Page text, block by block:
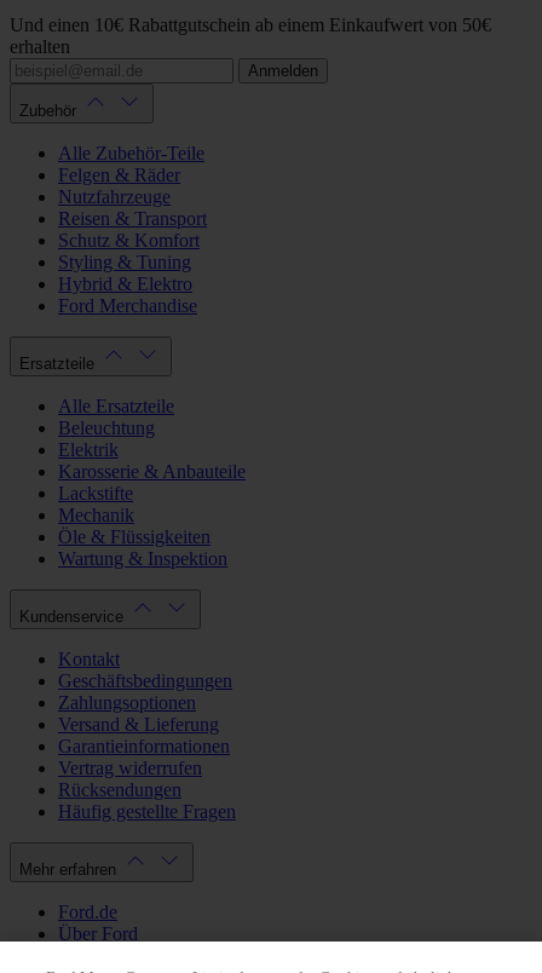
Und einen 10€ Rabattgutschein ab einem Einkaufwert von 50€
erhalten
Anmelden
Zubehör
Alle Zubehör-Teile
Felgen & Räder
Nutzfahrzeuge
Reisen & Transport
Schutz & Komfort
Styling & Tuning
Hybrid & Elektro
Ford Merchandise
Ersatzteile
Alle Ersatzteile
Beleuchtung
Elektrik
Karosserie & Anbauteile
Lackstifte
Mechanik
Öle & Flüssigkeiten
Wartung & Inspektion
Kundenservice
Kontakt
Geschäftsbedingungen
Zahlungsoptionen
Versand & Lieferung
Garantieinformationen
Vertrag widerrufen
Rücksendungen
Häufig gestellte Fragen
Mehr erfahren
Ford.de
Über Ford